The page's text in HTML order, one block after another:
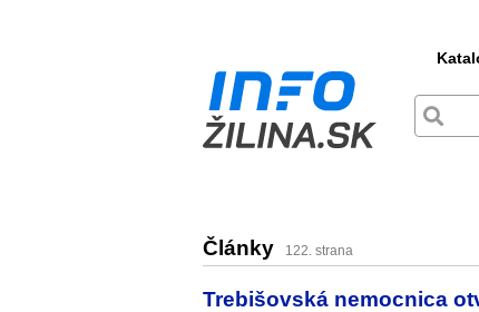
Články 122. strana
Trebišovská nemocnica